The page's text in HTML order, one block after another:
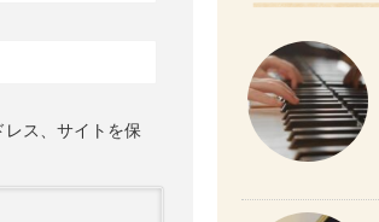
レス、サイトを保